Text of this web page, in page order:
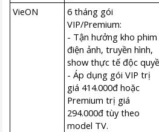
VieON
6 tháng gói
VIP/Premium:
- Tận hưởng kho phim
điện ảnh, truyền hình,
show thực tế độc
- Áp dụng gói VIP trị
giá 414.000đ hoặc
Premium trị giá
294.000đ tùy theo
model TV.